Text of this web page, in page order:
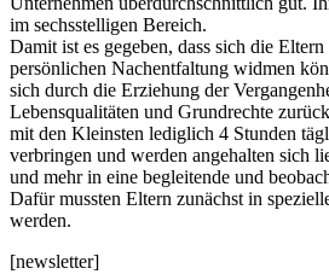
im sechsstelligen Bereich.
Damit ist es gegeben, dass sich die
persönlichen Nachentfaltung widmen
sich durch die Erziehung der
Lebensqualitäten und Grundrechte
mit den Kleinsten lediglich 4 Stunden
verbringen und werden angehalten sich
und mehr in eine begleitende und
Dafür mussten Eltern zunächst in
werden.
[newsletter]